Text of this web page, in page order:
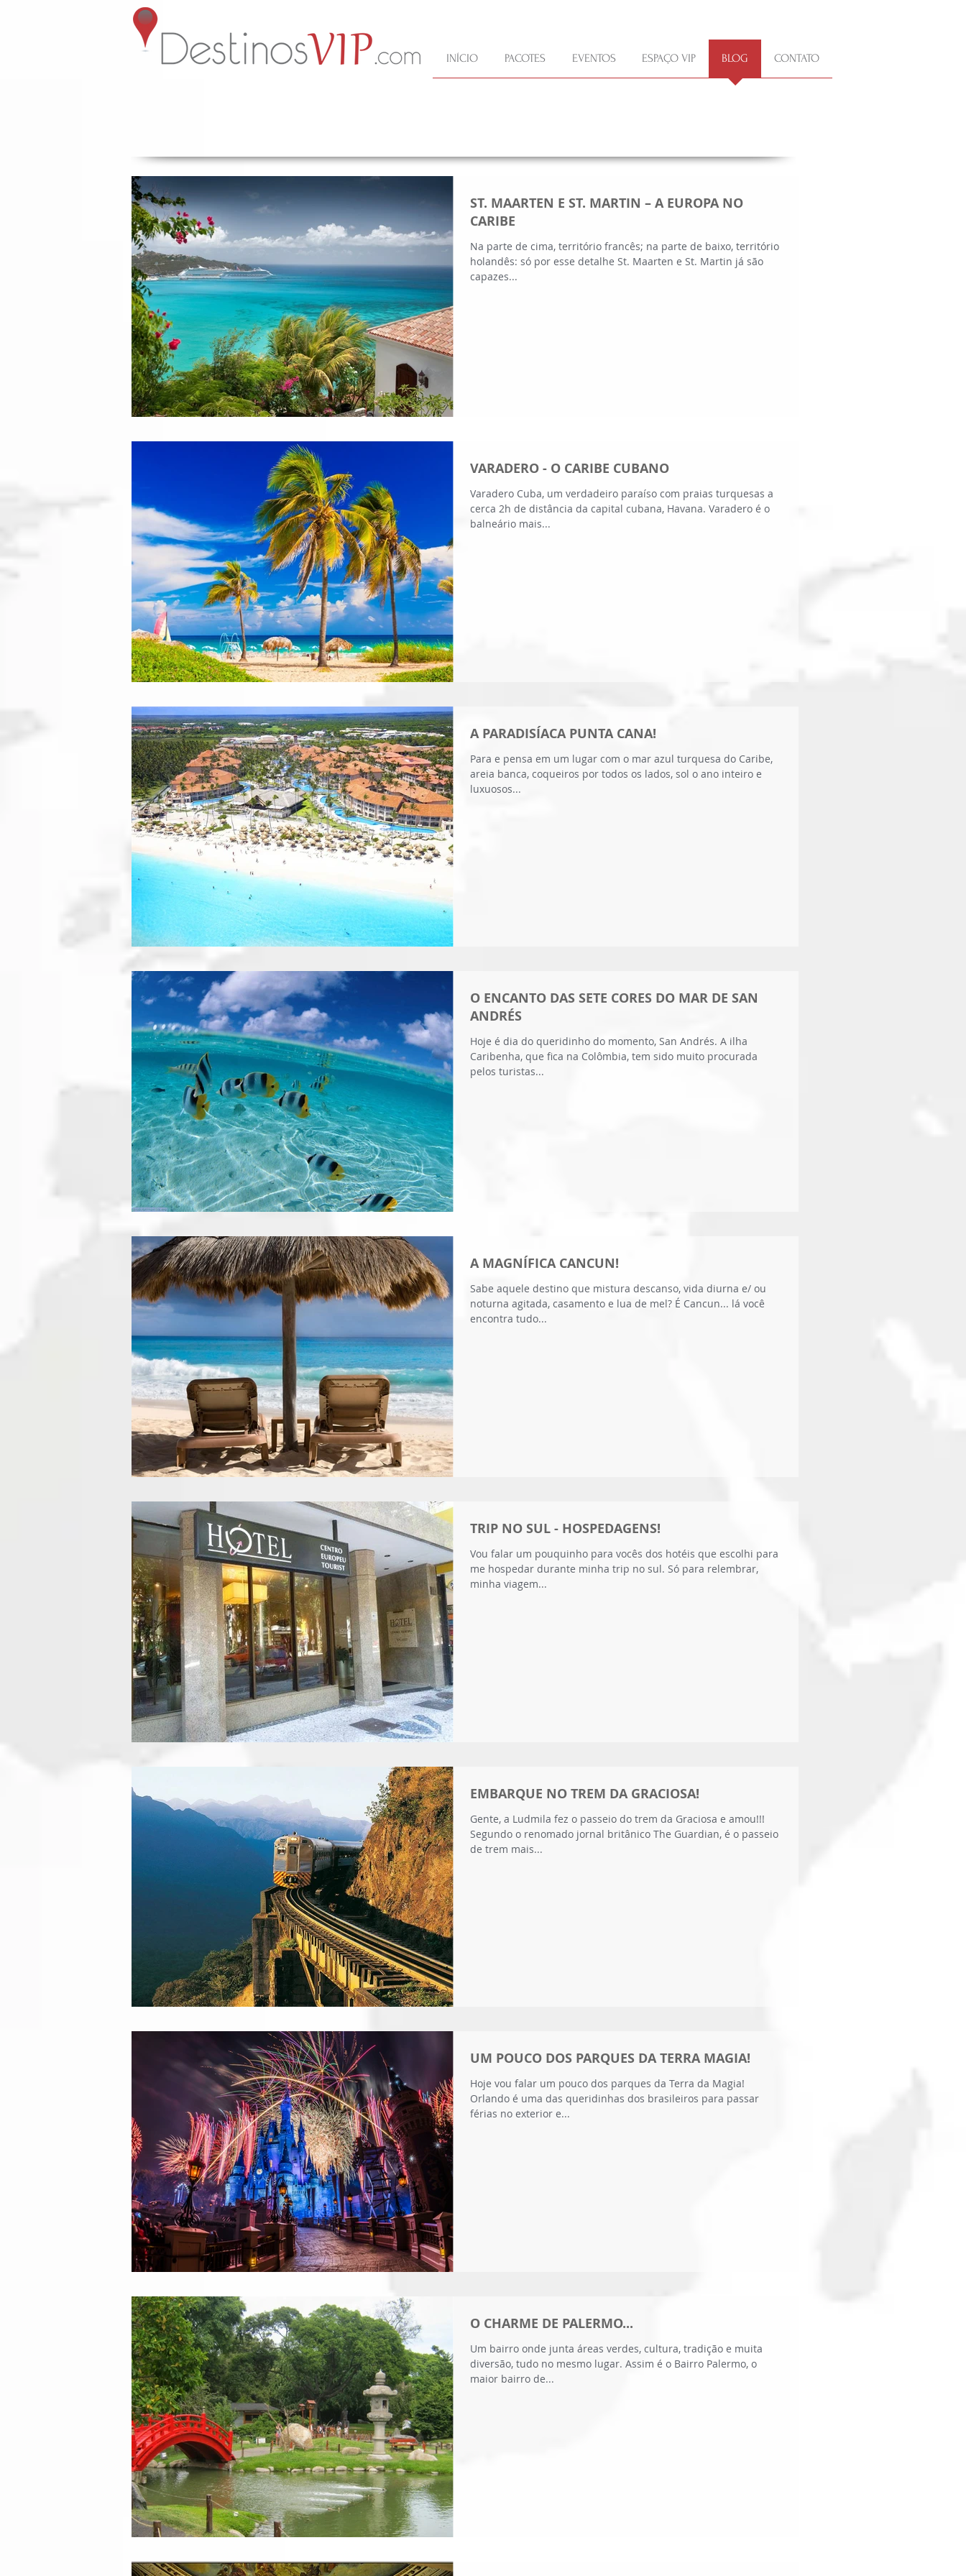
INÍCIO PACOTES EVENTOS ESPAÇO VIP BLOG CONTATO
ST. MAARTEN E ST. MARTIN – A EUROPA NO
CARIBE
Na parte de cima, território francês; na parte de baixo, território
holandês: só por esse detalhe St. Maarten e St. Martin já são
capazes...
VARADERO - O CARIBE CUBANO
Varadero Cuba, um verdadeiro paraíso com praias turquesas a
cerca 2h de distância da capital cubana, Havana. Varadero é o
balneário mais...
A PARADISÍACA PUNTA CANA!
Para e pensa em um lugar com o mar azul turquesa do Caribe,
areia banca, coqueiros por todos os lados, sol o ano inteiro e
luxuosos...
O ENCANTO DAS SETE CORES DO MAR DE SAN
ANDRÉS
Hoje é dia do queridinho do momento, San Andrés. A ilha
Caribenha, que fica na Colômbia, tem sido muito procurada
pelos turistas...
A MAGNÍFICA CANCUN!
Sabe aquele destino que mistura descanso, vida diurna e/ ou
noturna agitada, casamento e lua de mel? É Cancun... lá você
encontra tudo...
TRIP NO SUL - HOSPEDAGENS!
Vou falar um pouquinho para vocês dos hotéis que escolhi para
me hospedar durante minha trip no sul. Só para relembrar,
minha viagem...
EMBARQUE NO TREM DA GRACIOSA!
Gente, a Ludmila fez o passeio do trem da Graciosa e amou!!!
Segundo o renomado jornal britânico The Guardian, é o passeio
de trem mais...
UM POUCO DOS PARQUES DA TERRA MAGIA!
Hoje vou falar um pouco dos parques da Terra da Magia!
Orlando é uma das queridinhas dos brasileiros para passar
férias no exterior e...
O CHARME DE PALERMO...
Um bairro onde junta áreas verdes, cultura, tradição e muita
diversão, tudo no mesmo lugar. Assim é o Bairro Palermo, o
maior bairro de...